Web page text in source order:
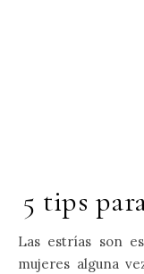
5 tips
Las estrías son esas marcas en la piel que todas las
mujeres alguna